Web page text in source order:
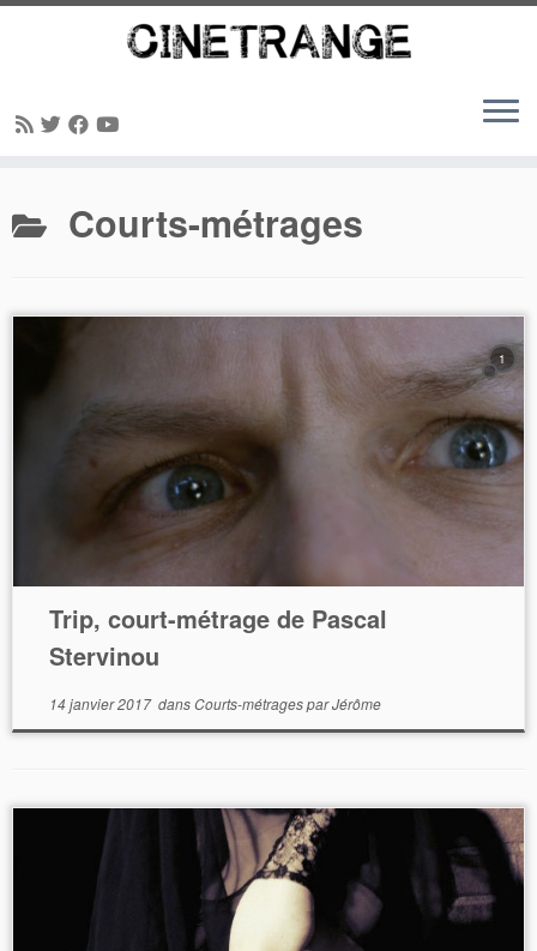
au
contenu Courts-métrages
1
Trip, court-métrage de Pascal
Stervinou
14 janvier 2017dansCourts-métragesparJérôme